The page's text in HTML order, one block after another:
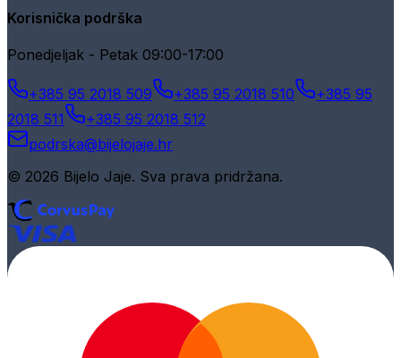
Korisnička podrška
Ponedjeljak - Petak 09:00-17:00
+385 95 2018 509 +385 95 2018 510
+385 95
2018 511
+385 95 2018 512
podrska@bijelojaje.hr
© 2026 Bijelo Jaje. Sva prava pridržana.